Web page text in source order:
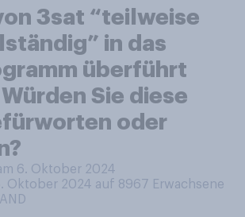
3sat “teilweise
in das
überführt
Sie diese
oder
6. Oktober 2024
Oktober 2024 auf 8967 Erwachsene